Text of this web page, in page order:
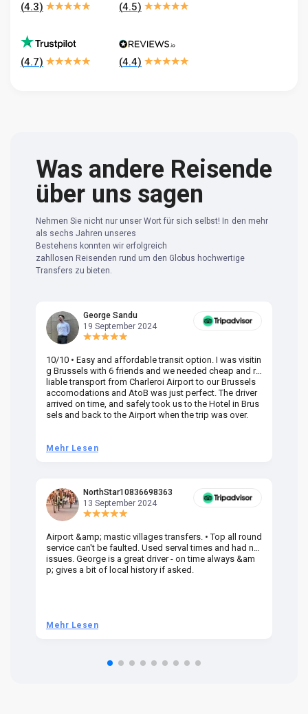
(4.3) (4.5)
(4.7) (4.4)
Was andere Reisende
über uns sagen
Nehmen Sie nicht nur unser Wort für sich selbst! In den mehr
als sechs Jahren unseres
Bestehens konnten wir erfolgreich
zahllosen Reisenden rund um den Globus hochwertige
Transfers zu bieten.
George Sandu
19 September 2024
10/10 • Easy and affordable transit option. I was visitin
g Brussels with 6 friends and we needed cheap and re
liable transport from Charleroi Airport to our Brussels
accomodations and AtoB was just perfect. The driver
arrived on time, and safely took us to the Hotel in Brus
sels and back to the Airport when the trip was over.
Mehr Lesen
NorthStar10836698363
13 September 2024
Airport &amp; mastic villages transfers. • Top all round
service can't be faulted. Used serval times and had no
issues. George is a great driver - on time always &am
p; gives a bit of local history if asked.
Mehr Lesen